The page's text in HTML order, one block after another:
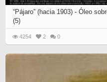
“Pájaro” (hacia 1903) - Óleo
(5)
4254 2 0